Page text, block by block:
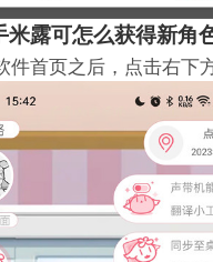
米露可怎么获得新角
件首页之后，点击右下